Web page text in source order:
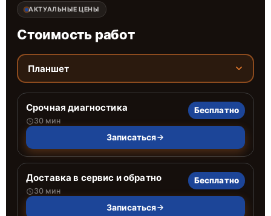
АКТУАЛЬНЫЕ ЦЕНЫ
Стоимость работ
Планшет
Срочная диагностика
30 мин
Бесплатно
Записаться
Доставка в сервис и обратно
30 мин
Бесплатно
Записаться